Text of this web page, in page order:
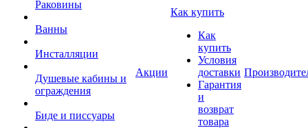
Раковины
Ванны
Инсталляции
Душевые кабины и
ограждения
Биде и писсуары
Акции
Как купить
Как
купить
Условия
доставки
Гарантия
и
возврат
товара